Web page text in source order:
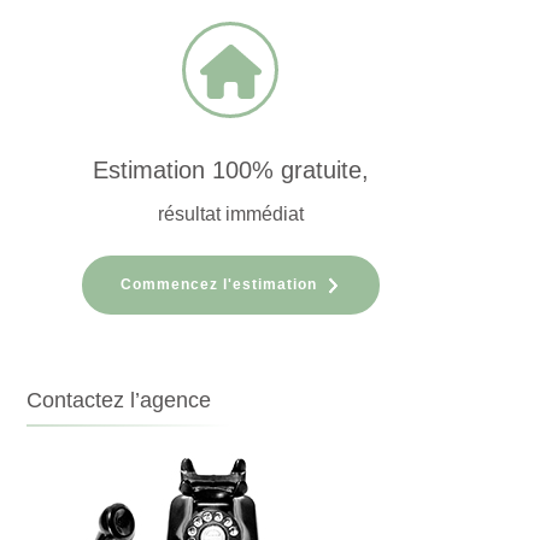
Estimation 100% gratuite,
résultat immédiat
Commencez l'estimation
Contactez l’agence